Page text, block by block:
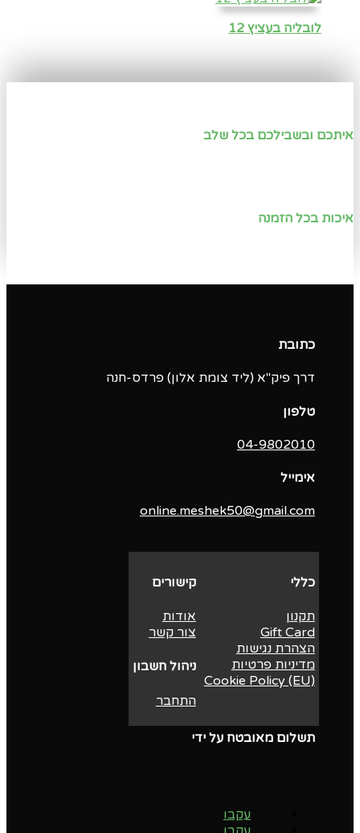
לובליה בעציץ 12
איתכם ובשבילכם בכל שלב
איכות בכל הזמנה
תשלום מאובטח על ידי
עקבו
קישורים
אודות
צור קשר
ניהול חשבון
התחבר
כללי
תקנון
Gift Card
הצהרת נגישות
מדיניות פרטיות
Cookie Policy (EU)
כתובת
דרך פיק"א (ליד צומת אלון) פרדס-חנה
טלפון
04-9802010‬
אימייל
online.meshek50@gmail.com